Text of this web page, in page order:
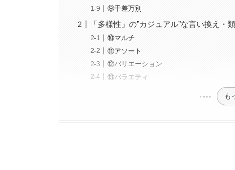
⑨千差万別
「多様性」の”カジュアル”な言い換え・類
⑩マルチ
⑪アソート
⑫バリエーション
⑬バラエティ
も